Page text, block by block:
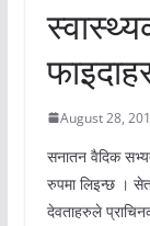
August 28,
सनातन वैदिक
रुपमा लिइन्छ ।
देवताहरुले